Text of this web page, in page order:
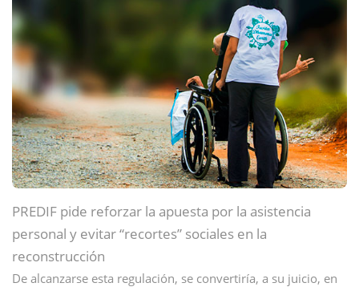
PREDIF pide reforzar la apuesta por la asistencia
personal y evitar “recortes” sociales en la
reconstrucción
De alcanzarse esta regulación, se convertiría, a su juicio, en